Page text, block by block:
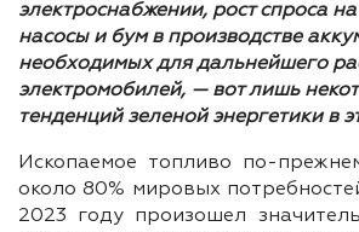
электроснабжении, рост спроса
насосы и бум в производстве
необходимых для дальнейшего
электромобилей, — вот лишь
тенденций зеленой энергетики в
Ископаемое топливо по-
около 80% мировых
2023 году произошел